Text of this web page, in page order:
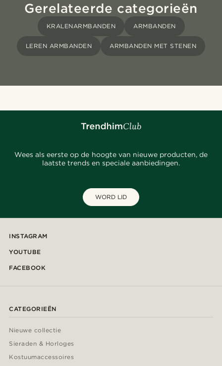
Gerelateerde categorieën
KRALENARMBANDEN ARMBANDEN
LEREN ARMBANDEN ARMBANDEN MET STENEN
Wees als eerste op de hoogte van nieuwe producten, de
laatste trends en speciale aanbiedingen.
WORD LID
INSTAGRAM
YOUTUBE
FACEBOOK
CATEGORIEËN
Nieuwe collectie
Sieraden & Horloges
Kostuumaccessoires